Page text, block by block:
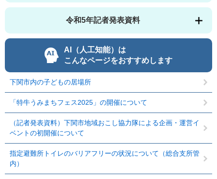
令和5年記者発表資料
AI（人工知能）は
こんなページをおすすめします
下関市内の子どもの居場所
「特牛うみまちフェス2025」の開催について
（記者発表資料）下関市地域おこし協力隊による企画・運営イ
ベントの初開催について
指定避難所トイレのバリアフリーの状況について（総合支所管
内）